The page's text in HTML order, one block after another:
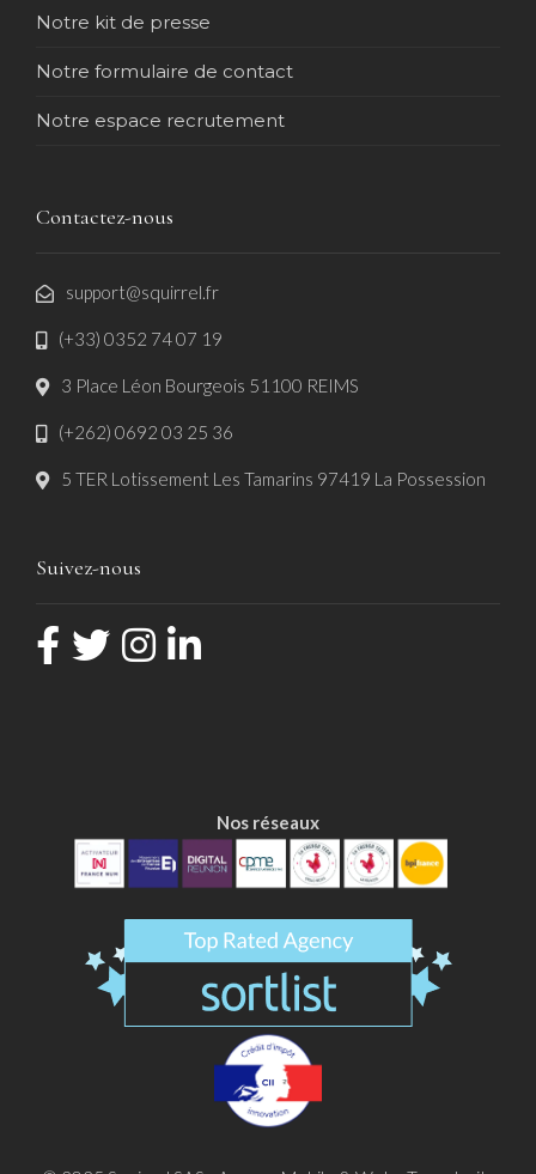
Notre kit de presse
Notre formulaire de contact
Notre espace recrutement
Contactez-nous
support@squirrel.fr
(+33) 0352 74 07 19
3 Place Léon Bourgeois 51100 REIMS
(+262) 0692 03 25 36
5 TER Lotissement Les Tamarins 97419 La Possession
Suivez-nous
Nos réseaux